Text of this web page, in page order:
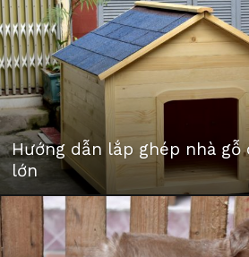
Hướng dẫn lắp ghép nhà gỗ
lớn